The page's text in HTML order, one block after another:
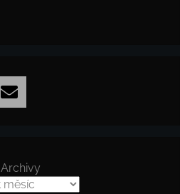
Email
Archivy